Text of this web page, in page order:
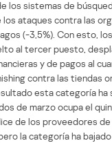
los sistemas de
los ataques contra las
(-3,5%). Con esto,
al tercer puesto,
y de pagos al
contra las tiendas
esta categoría
de marzo ocupa el
de los proveedores
la categoría ha